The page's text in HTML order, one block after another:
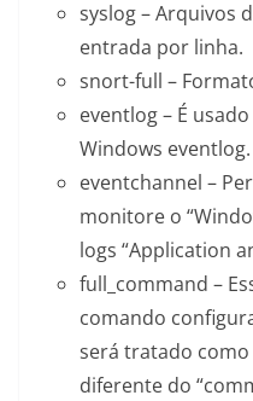
syslog – Arquivos
entrada por linha.
snort-full –
eventlog – É
Windows eventlog.
eventchannel –
monitore o
logs “Application
full_command –
comando
será tratado
diferente do